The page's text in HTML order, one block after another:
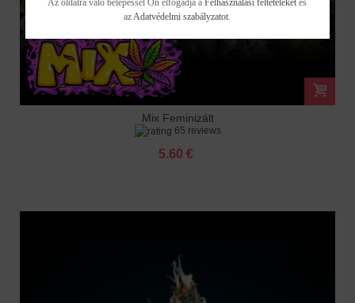
Mix Feminizált
65 reviews
5.60 €
Az oldalra való belépéssel Ön elfogadja aFelhasználási feltételeket és
azAdatvédelmi szabályzatot.